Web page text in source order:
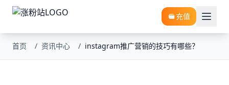
充值
首页 / 资讯中心 / instagram推广营销的技巧有哪些？